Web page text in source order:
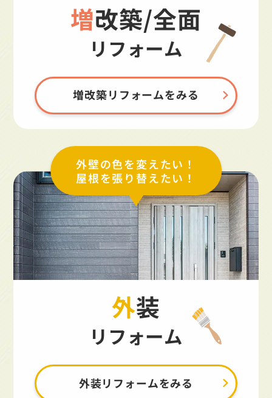
増改築/全面
リフォーム
増改築リフォームをみる
外壁の色を変えたい！
屋根を張り替えたい！
外装
リフォーム
外装リフォームをみる